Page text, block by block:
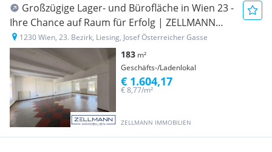
Großzügige Lager- und Bürofläche in Wien 23 -
Ihre Chance auf Raum für Erfolg | ZELLMANN
IMMOBILIEN
1230 Wien, 23. Bezirk, Liesing, Josef Österreicher Gasse
183 m²
Geschäfts-/Ladenlokal
ZELLMANN IMMOBILIEN
€ 8,77/m²
€ 1.604,17